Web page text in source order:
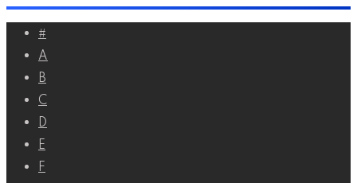
Перейти
контенту
#
A
B
C
D
E
F